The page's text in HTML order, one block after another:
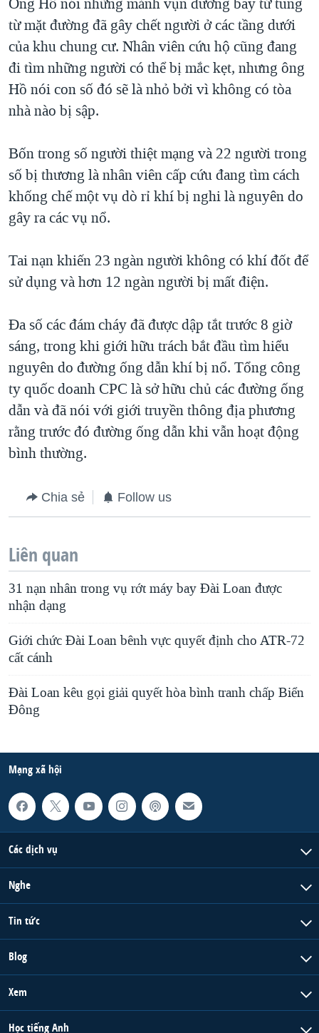
từ mặt đường đã gây chết người ở các tầng dưới
của khu chung cư. Nhân viên cứu hộ cũng đang
đi tìm những người có thể bị mắc kẹt, nhưng ông
Hồ nói con số đó sẽ là nhỏ bởi vì không có tòa
nhà nào bị sập.
Bốn trong số người thiệt mạng và 22 người trong
số bị thương là nhân viên cấp cứu đang tìm cách
khống chế một vụ dò rỉ khí bị nghi là nguyên do
gây ra các vụ nổ.
Tai nạn khiến 23 ngàn người không có khí đốt để
sử dụng và hơn 12 ngàn người bị mất điện.
Ða số các đám cháy đã được dập tắt trước 8 giờ
sáng, trong khi giới hữu trách bắt đầu tìm hiểu
nguyên do đường ống dẫn khí bị nổ. Tổng công
ty quốc doanh CPC là sở hữu chủ các đường ống
dẫn và đã nói với giới truyền thông địa phương
rằng trước đó đường ống dẫn khi vẫn hoạt động
bình thường.
Chia sẻ Follow us
Liên quan
31 nạn nhân trong vụ rớt máy bay Ðài Loan được
nhận dạng
Giới chức Đài Loan bênh vực quyết định cho ATR-72
cất cánh
Đài Loan kêu gọi giải quyết hòa bình tranh chấp Biển
Đông
Mạng xã hội
Các dịch vụ
Nghe
Tin tức
Blog
Xem
Học tiếng Anh